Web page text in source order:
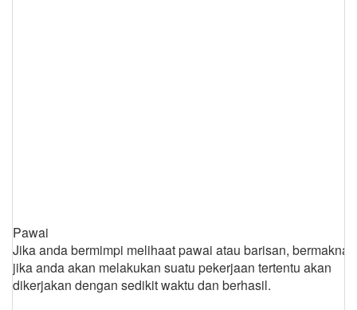
Pawai
Jika anda bermimpi melihaat pawai atau barisan, bermakna
jika anda akan melakukan suatu pekerjaan tertentu akan
dikerjakan dengan sedikit waktu dan berhasil.